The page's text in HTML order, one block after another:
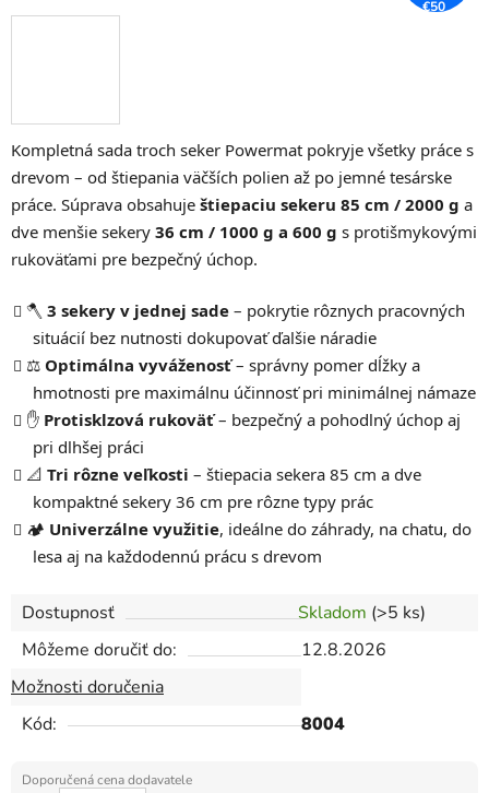
Kompletná sada troch seker Powermat pokryje všetky práce s
drevom – od štiepania väčších polien až po jemné tesárske
práce. Súprava obsahuje štiepaciu sekeru 85 cm / 2000 g a
dve menšie sekery 36 cm / 1000 g a 600 g s protišmykovými
rukoväťami pre bezpečný úchop.
🪓 3 sekery v jednej sade – pokrytie rôznych pracovných
situácií bez nutnosti dokupovať ďalšie náradie
⚖️ Optimálna vyváženosť– správny pomer dĺžky a
hmotnosti pre maximálnu účinnosť pri minimálnej námaze
✋ Protisklzová rukoväť– bezpečný a pohodlný úchop aj
pri dlhšej práci
📐 Tri rôzne veľkosti – štiepacia sekera 85 cm a dve
kompaktné sekery 36 cm pre rôzne typy prác
🏕️ Univerzálne využitie, ideálne do záhrady, na chatu, do
lesa aj na každodennú prácu s drevom
Dostupnosť Skladom (>5 ks)
Môžeme doručiť do:
12.8.2026
Možnosti doručenia
Kód:
8004
€50